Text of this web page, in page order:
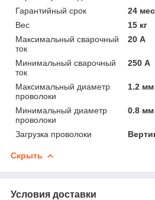
Гарантийный срок
24 мес
Вес
15 кг
Максимальный сварочный
ток
20 А
Минимальный сварочный
ток
250 А
Максимальный диаметр
проволоки
1.2 мм
Минимальный диаметр
проволоки
0.8 мм
Загрузка проволоки
Скрыть
Условия доставки